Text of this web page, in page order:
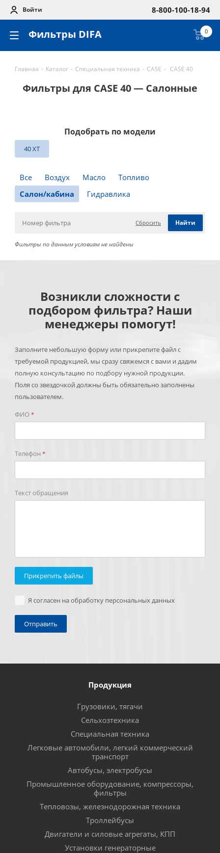
Войти 8-800-100-18-94
Фильтры DIFA 0
Главная - Каталог - Специальная техника - CASE - CASE 40
Фильтры для CASE 40 — Салонные
Подобрать по модели
40 XT
Все Воздух Масло
Топливо
Салон/кабина
Гидравлика
Сбросить
Фильтры по данным условиям не найдены
Возникли сложности с
подбором фильтра? Наши
менеджеры помогут!
Заполните небольшую форму или прикрепите файл с
требуемой продукцией, мы сразу свяжемся с вами и дадим
полную консультацию по подбору нужной продукции.
Поля со звездочкой должны быть обязательно заполнены
пользователем.
ФИО*
Телефон *
Текст обращения
Прикрепить файлы
Я согласен на обработку персональных данных
Продукция
Грузовики, тягачи
Сельхозтехника
Специальная техника
Легковые автомобили, легкий коммерческий
транспорт
Автобусы, электробусы
Промышленное оборудование, компрессоры,
фильтры
Тепловозы, железнодорожная техника
Троллейбусы
Двигатели и силовые агрегаты, КПП
Установки генераторные